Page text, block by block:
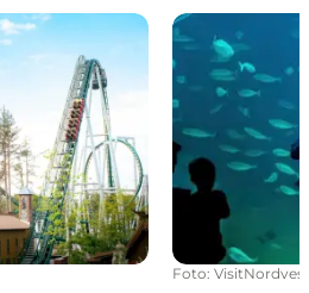
Nordsøen
Foto: